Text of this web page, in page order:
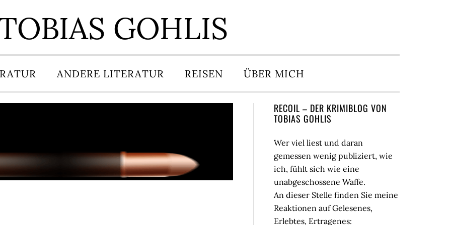
GOHLIS
ANDERE LITERATUR REISEN ÜBER MICH
Seitenspalte
RECOIL – DER KRIMIBLOG VON
TOBIAS GOHLIS
Wer viel liest und daran
gemessen wenig publiziert, wie
ich, fühlt sich wie eine
unabgeschossene Waffe.
An dieser Stelle finden Sie meine
Reaktionen auf Gelesenes,
Erlebtes, Ertragenes: